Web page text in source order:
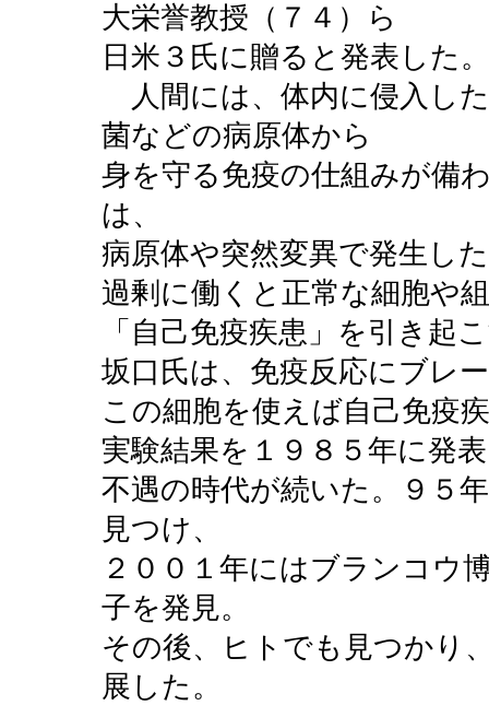
大栄誉教授（７４）ら
日米３氏に贈ると発表した。
人間には、体内に侵入し
菌などの病原体から
身を守る免疫の仕組みが備
は、
病原体や突然変異で発生し
過剰に働くと正常な細胞や
「自己免疫疾患」を引き起
坂口氏は、免疫反応にブレ
この細胞を使えば自己免疫
実験結果を１９８５年に発
不遇の時代が続いた。９５
見つけ、
２００１年にはブランコウ
子を発見。
その後、ヒトでも見つかり
展した。